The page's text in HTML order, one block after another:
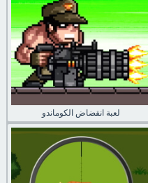
لعبة انقضاض الكوماندو